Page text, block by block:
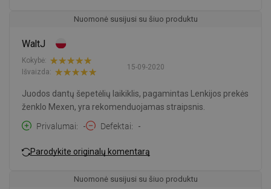
Nuomonė susijusi su šiuo produktu
WaltJ
15-09-2020
Kokybė:
Išvaizda:
Juodos dantų šepetėlių laikiklis, pagamintas Lenkijos prekės
ženklo Mexen, yra rekomenduojamas straipsnis.
Privalumai
- Defektai -
Parodykite originalų komentarą
Nuomonė susijusi su šiuo produktu